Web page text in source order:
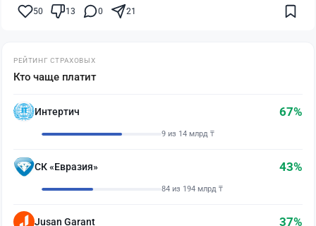
50 13 0 21
РЕЙТИНГ СТРАХОВЫХ
Кто чаще платит
Интертич 67%
9 из 14 млрд ₸
СК «Евразия» 43%
84 из 194 млрд ₸
Jusan Garant 37%